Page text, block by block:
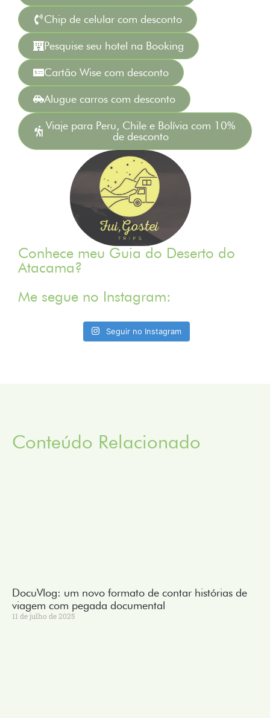
Chip de celular com desconto
Pesquise seu hotel na Booking
Cartão Wise com desconto
Alugue carros com desconto
Viaje para Peru, Chile e Bolívia com 10%
de desconto
Conhece meu Guia do Deserto do
Atacama?
Me segue no Instagram:
Seguir no Instagram
Conteúdo Relacionado
DocuVlog: um novo formato de contar histórias de
viagem com pegada documental
11 de julho de 2025